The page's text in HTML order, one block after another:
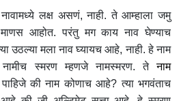
लक्ष असणं, नाही. ते आम्हाला जमु
माणस आहोत. परंतु मग काय नाव घेण्याच
उठल्या मला नाव घ्यायच आहे, नाही. हे नाम
स्मरण म्हणजे नामस्मरण. तेनाम
की नाम कोणाच आहे? त्या भगवंताच